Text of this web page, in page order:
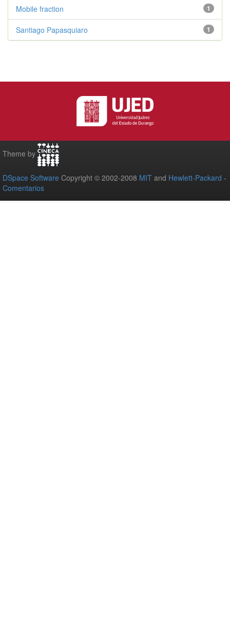
1
Mobile fraction
1
Santiago Papasquiaro
Theme by
DSpace Software Copyright © 2002-2008 MIT and Hewlett-Packard -
Comentarios